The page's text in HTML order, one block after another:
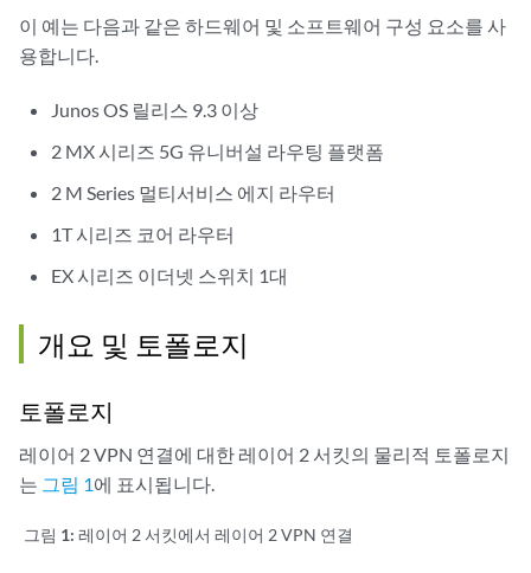
이 예는 다음과 같은 하드웨어 및 소프트웨어 구성 요소를 사
용합니다.
Junos OS 릴리스 9.3 이상
2 MX 시리즈 5G 유니버설 라우팅 플랫폼
2 M Series 멀티서비스 에지 라우터
1T 시리즈 코어 라우터
EX 시리즈 이더넷 스위치 1대
개요 및 토폴로지
토폴로지
레이어 2 VPN 연결에 대한 레이어 2 서킷의 물리적 토폴로지
는 그림 1에 표시됩니다.
그림 1: 레이어 2 서킷에서 레이어 2 VPN 연결